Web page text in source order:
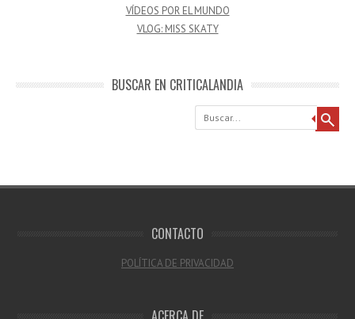
VÍDEOS POR EL MUNDO
VLOG: MISS SKATY
BUSCAR EN CRITICALANDIA
Buscar
CONTACTO
POLÍTICA DE PRIVACIDAD